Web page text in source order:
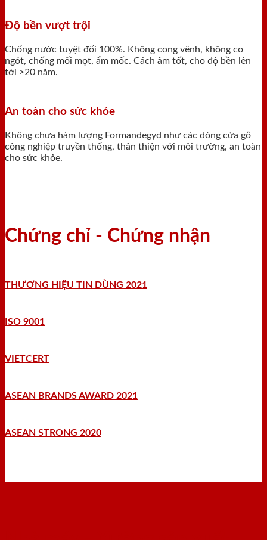
Độ bền vượt trội
Chống nước tuyệt đối 100%. Không cong vênh, không co
ngót, chống mối mọt, ẩm mốc. Cách âm tốt, cho độ bền lên
tới >20 năm.
An toàn cho sức khỏe
Không chưa hàm lượng Formandegyd như các dòng cửa gỗ
công nghiệp truyền thống, thân thiện với môi trường, an toàn
cho sức khỏe.
Chứng chỉ - Chứng nhận
THƯƠNG HIỆU TIN DÙNG 2021
ISO 9001
VIETCERT
ASEAN BRANDS AWARD 2021
ASEAN STRONG 2020